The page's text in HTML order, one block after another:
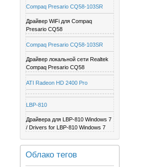
Compaq Presario CQ58-103SR
Драйвер WiFi для Compaq
Presario CQ58
Compaq Presario CQ58-103SR
Драйвер локальной сети Realtek
Compaq Presario CQ58
ATI Radeon HD 2400 Pro
LBP-810
Драйвера для LBP-810 Windows 7
/ Drivers for LBP-810 Windows 7
Облако тегов